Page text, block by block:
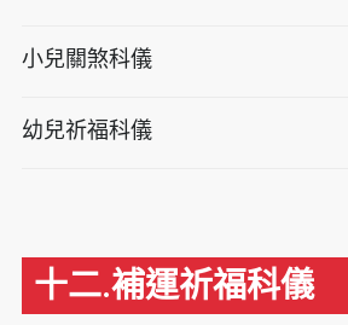
小兒關煞科儀
幼兒祈福科儀
十二.補運祈福科儀